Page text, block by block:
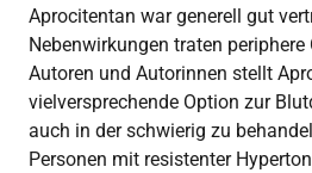
Aprocitentan war generell gut
Nebenwirkungen traten
Autoren und Autorinnen stellt
vielversprechende Option zur
auch in der schwierig zu
Personen mit resistenter